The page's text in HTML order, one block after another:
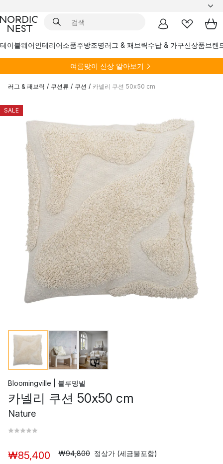
테이블웨어인테리어소품주방조명러그 & 패브릭수납 & 가구신상품브랜
여름맞이 신상 알아보기
러그 & 패브릭 / 쿠션류 / 쿠션 / 카넬리 쿠션 50x50 cm
SALE
Bloomingville | 블루밍빌
카넬리 쿠션 50x50 cm
Nature
₩85,400 ₩94,800 정상가 (세금불포함)